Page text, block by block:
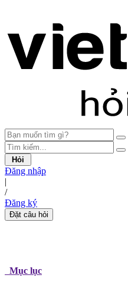
Hỏi
Đăng nhập
|
/
Đăng ký
Đặt câu hỏi
Mục lục